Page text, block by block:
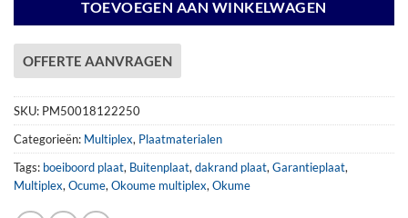
TOEVOEGEN AAN WINKELWAGEN
OFFERTE AANVRAGEN
SKU: PM50018122250
Categorieën: Multiplex, Plaatmaterialen
Tags: boeiboord plaat, Buitenplaat, dakrand plaat, Garantieplaat,
Multiplex, Ocume, Okoume multiplex, Okume